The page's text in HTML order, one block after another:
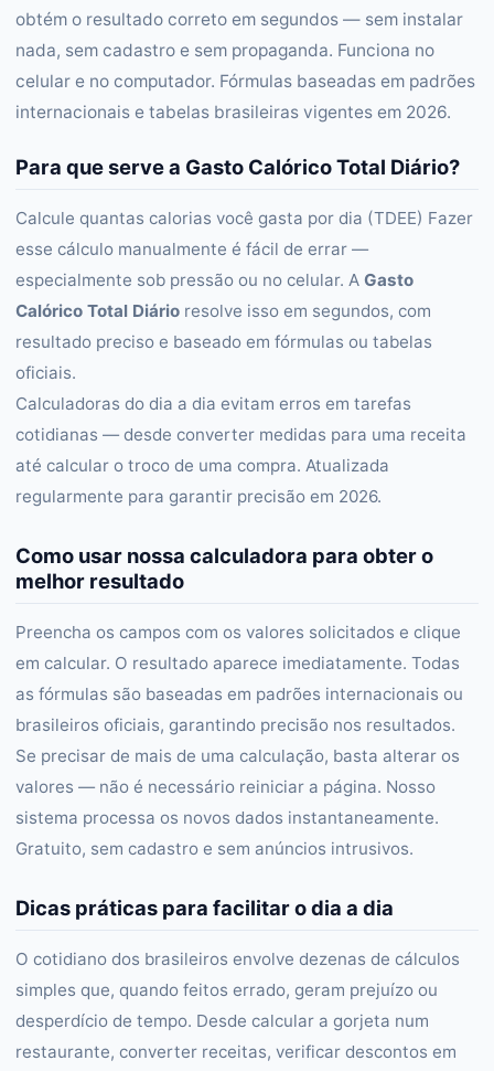
obtém o resultado correto em segundos — sem instalar
nada, sem cadastro e sem propaganda. Funciona no
celular e no computador. Fórmulas baseadas em padrões
internacionais e tabelas brasileiras vigentes em 2026.
Para que serve a Gasto Calórico Total Diário?
Calcule quantas calorias você gasta por dia (TDEE) Fazer
esse cálculo manualmente é fácil de errar —
especialmente sob pressão ou no celular. A Gasto
Calórico Total Diário resolve isso em segundos, com
resultado preciso e baseado em fórmulas ou tabelas
oficiais.
Calculadoras do dia a dia evitam erros em tarefas
cotidianas — desde converter medidas para uma receita
até calcular o troco de uma compra. Atualizada
regularmente para garantir precisão em 2026.
Como usar nossa calculadora para obter o
melhor resultado
Preencha os campos com os valores solicitados e clique
em calcular. O resultado aparece imediatamente. Todas
as fórmulas são baseadas em padrões internacionais ou
brasileiros oficiais, garantindo precisão nos resultados.
Se precisar de mais de uma calculação, basta alterar os
valores — não é necessário reiniciar a página. Nosso
sistema processa os novos dados instantaneamente.
Gratuito, sem cadastro e sem anúncios intrusivos.
Dicas práticas para facilitar o dia a dia
O cotidiano dos brasileiros envolve dezenas de cálculos
simples que, quando feitos errado, geram prejuízo ou
desperdício de tempo. Desde calcular a gorjeta num
restaurante, converter receitas, verificar descontos em